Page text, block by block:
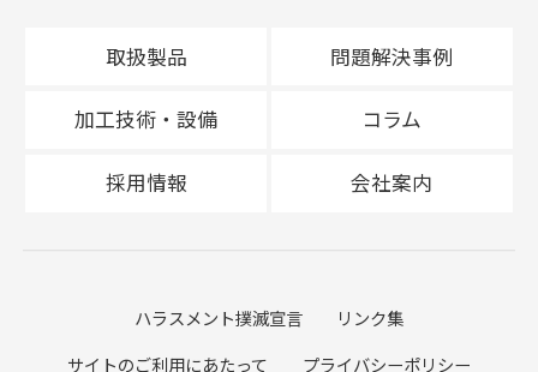
取扱製品 問題解決事例
加工技術・設備 コラム
採用情報 会社案内
ハラスメント撲滅宣言
リンク集
サイトのご利用にあたって
プライバシーポリシー